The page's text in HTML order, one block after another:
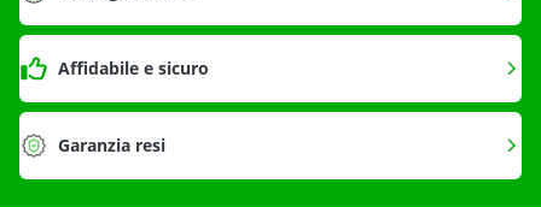
Affidabile e sicuro
Garanzia resi